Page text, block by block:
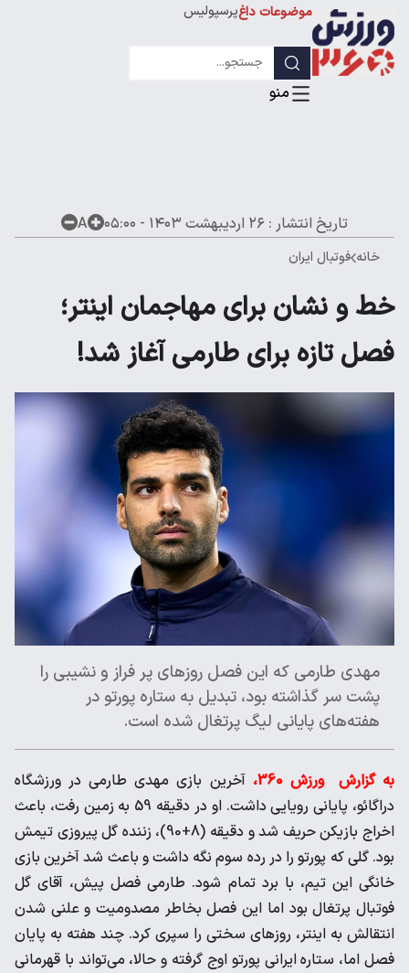
موضوعات داغپرسپولیس
لیگ قهرمانان
تاریخ انتشار : ۲۶ اردیبهشت ۱۴۰۳ - ۰۵:۰۰ A
خانه فوتبال ایران
خط و نشان برای مهاجمان اینتر؛
فصل تازه برای طارمی آغاز شد!
مهدی طارمی که این فصل روزهای پر فراز و نشیبی را
پشت سر گذاشته بود، تبدیل به ستاره پورتو در
هفته‌های پایانی لیگ پرتغال شده است.
به گزارش ورزش 360،
آخرین بازی مهدی طارمی در ورزشگاه
دراگائو، پایانی رویایی داشت. او در دقیقه 59 به زمین رفت، باعث
اخراج بازیکن حریف شد و دقیقه (8+90)، زننده گل پیروزی تیمش
بود. گلی که پورتو را در رده سوم نگه داشت و باعث شد آخرین بازی
خانگی این تیم، با برد تمام شود. طارمی فصل پیش، آقای گل
فوتبال پرتغال بود اما این فصل بخاطر مصدومیت و علنی شدن
انتقالش به اینتر، روزهای سختی را سپری کرد. چند هفته به پایان
فصل اما، ستاره ایرانی پورتو اوج گرفته و حالا، می‌تواند با قهرمانی